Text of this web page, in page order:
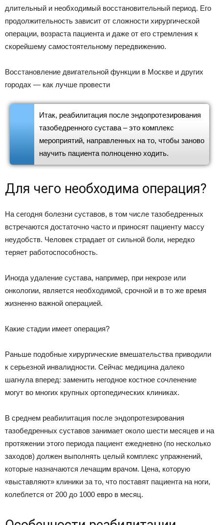
длительный и необходимый восстановительный период. Его
продолжительность зависит от сложности хирургической
операции, возраста пациента и даже от его стремления к
скорейшему самостоятельному передвижению.
Восстановление двигательной функции в Москве и других
городах — как лучше провести
Итак, реабилитация после эндопротезирования
тазобедренного сустава – это комплекс
мероприятий, направленных на то, чтобы заново
научить пациента полноценно ходить.
Для чего необходима операция?
На сегодня болезни суставов, в том числе тазобедренных
встречаются достаточно часто и приносят пациенту массу
неудобств. Человек страдает от сильной боли, нередко
теряет работоспособность.
Иногда удаление сустава, например, при некрозе или
онкологии, является необходимой, срочной и в то же время
жизненно важной операцией.
Какие стадии имеет операция?
Раньше подобные хирургические вмешательства приводили
к серьезной инвалидности. Сейчас медицина далеко
шагнула вперед: заменить негодное костное сочленение
могут во многих крупных ортопедических клиниках.
В среднем реабилитация после эндопротезирования
тазобедренных суставов занимает около шести месяцев и на
протяжении этого периода пациент ежедневно (по несколько
заходов) должен выполнять целый комплекс упражнений,
которые назначаются лечащим врачом. Цена, которую
«выставляют» клиники за то, что поставят пациента на ноги,
колеблется от 200 до 1000 евро в месяц.